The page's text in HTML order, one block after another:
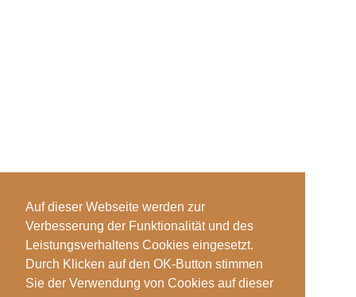
Auf dieser Webseite werden zur
Verbesserung der Funktionalität und des
Leistungsverhaltens Cookies eingesetzt.
Durch Klicken auf den OK-Button stimmen
Sie der Verwendung von Cookies auf dieser